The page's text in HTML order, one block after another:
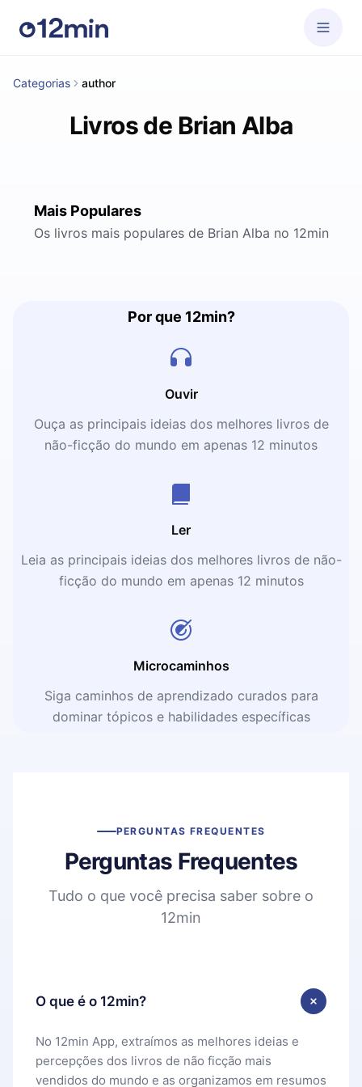
Categorias author
Livros de Brian Alba
Mais Populares
Os livros mais populares de Brian Alba no 12min
Por que 12min?
Ouvir
Ouça as principais ideias dos melhores livros de
não-ficção do mundo em apenas 12 minutos
Ler
Leia as principais ideias dos melhores livros de não-
ficção do mundo em apenas 12 minutos
Microcaminhos
Siga caminhos de aprendizado curados para
dominar tópicos e habilidades específicas
PERGUNTAS FREQUENTES
Perguntas Frequentes
Tudo o que você precisa saber sobre o
12min
O que é o 12min?
No 12min App, extraímos as melhores ideias e
percepções dos livros de não ficção mais
vendidos do mundo e as organizamos em resumos